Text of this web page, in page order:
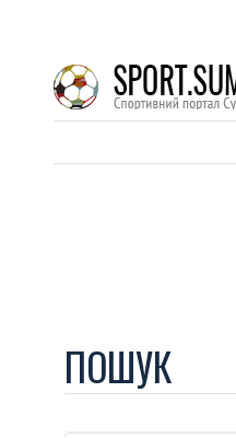
ПОШУК